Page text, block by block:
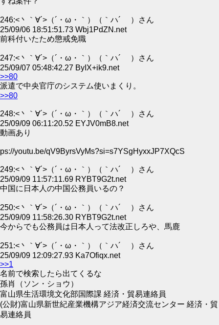
246:<丶｀∀´>（´・ω・｀）（｀ハ´ ）さん
25/09/06 18:51:51.73 Wbj1PdZN.net
前科付いたため懲戒免職
247:<丶｀∀´>（´・ω・｀）（｀ハ´ ）さん
25/09/07 05:48:42.27 ByIX+ik9.net
>>80
派遣で中央官庁のシステム使いまくり。
>>80
248:<丶｀∀´>（´・ω・｀）（｀ハ´ ）さん
25/09/09 06:11:20.52 EYJV0mB8.net
動画あり
ps://youtu.be/qV9ByrsVyMs?si=s7YSgHyxxJP7XQcS
249:<丶｀∀´>（´・ω・｀）（｀ハ´ ）さん
25/09/09 11:57:11.69 RYBT9G2t.net
中国に日本人の中国公務員いるの？
250:<丶｀∀´>（´・ω・｀）（｀ハ´ ）さん
25/09/09 11:58:26.30 RYBT9G2t.net
今からでも公務員は日本人って法改正しろや、馬鹿
251:<丶｀∀´>（´・ω・｀）（｀ハ´ ）さん
25/09/09 12:09:27.93 Ka7Ofiqx.net
>>1
名前で検索したら出てくるな
孫肖（ソン・ショウ）
富山県生活環境文化部国際課 経済・貿易連絡員
(公財)富山県新世紀産業機構アジア経済交流センター 経済・貿
易連絡員